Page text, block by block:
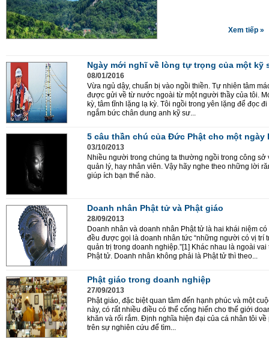
Xem tiếp »
Ngày mới nghĩ về lòng tự trọng của một kỹ
08/01/2016
Vừa ngủ dậy, chuẩn bị vào ngồi thiền. Tự nhiên tâm
được gửi về từ nước ngoài từ một người thầy của tôi.
kỳ, tâm tĩnh lặng lạ kỳ. Tôi ngồi trong yên lặng để đọc
ngắm bức chân dung anh kỹ sư...
5 câu thần chú của Đức Phật cho một ngày
03/10/2013
Nhiều người trong chúng ta thường ngồi trong công
quản lý, hay nhân viên. Vậy hãy nghe theo những lời
giúp ích bạn thế nào.
Doanh nhân Phật tử và Phật giáo
28/09/2013
Doanh nhân và doanh nhân Phật tử là hai khái niệm
đều được gọi là doanh nhân tức “những người có vị trí
quản trị trong doanh nghiệp.”[1] Khác nhau là ngoài
Phật tử. Doanh nhân không phải là Phật tử thì theo...
Phật giáo trong doanh nghiệp
27/09/2013
Phật giáo, đặc biệt quan tâm đến hạnh phúc và một
này, có rất nhiều điều có thể cống hiến cho thế giới
khăn và rối rắm. Định nghĩa hiện đại của cá nhân tôi
trên sự nghiên cứu để tìm...